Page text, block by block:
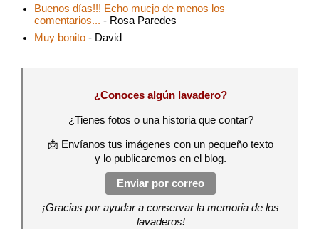
Buenos días!!! Echo mucjo de menos los
comentarios... - Rosa Paredes
Muy bonito - David
¿Conoces algún lavadero?
¿Tienes fotos o una historia que contar?
📩 Envíanos tus imágenes con un pequeño texto
y lo publicaremos en el blog.
Enviar por correo
¡Gracias por ayudar a conservar la memoria de los
lavaderos!